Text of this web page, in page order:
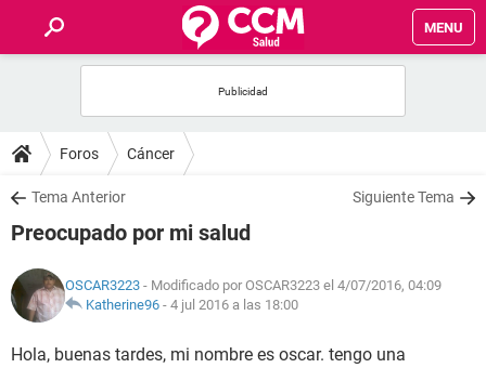
MENU
FOROS
SALUD
NUTRICIÓN
BIENESTAR
Foros Cáncer
Tema Anterior Siguiente Tema
Preocupado por mi salud
OSCAR3223 - Modificado por OSCAR3223 el 4/07/2016, 04:09
Katherine96 - 4 jul 2016 a las 18:00
Hola, buenas tardes, mi nombre es oscar. tengo una